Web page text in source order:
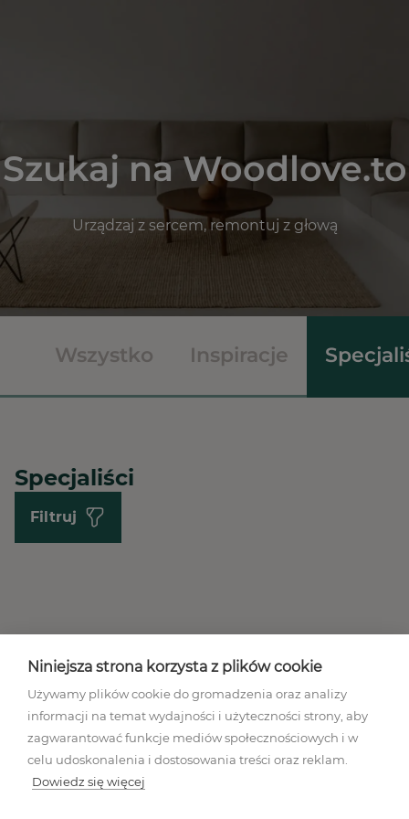
Szukaj na Woodlove.to
Urządzaj z sercem, remontuj z głową
Wszystko Inspiracje
Specjaliści
Filtruj
Regulamin akcji promocyjnej
Polityka prywatności
Regulamin
Mapa stron
Niniejsza strona korzysta z plików cookie
Używamy plików cookie do gromadzenia oraz analizy
informacji na temat wydajności i użyteczności strony, aby
zagwarantować funkcje mediów społecznościowych i w
celu udoskonalenia i dostosowania treści oraz reklam.
Dowiedz się więcej